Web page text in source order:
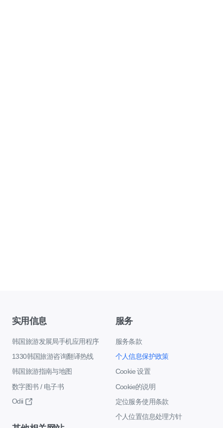
实用信息
韩国旅游发展局手机应用程序
1330韩国旅游咨询翻译热线
韩国旅游指南与地图
数字图书 / 电子书
Odii
服务
服务条款
个人信息保护政策
Cookie 设置
Cookie的说明
定位服务使用条款
个人位置信息处理方针